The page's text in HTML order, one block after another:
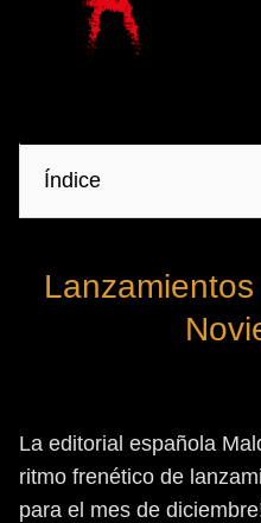
Índice
La editorial española
ritmo frenético de
para el mes de